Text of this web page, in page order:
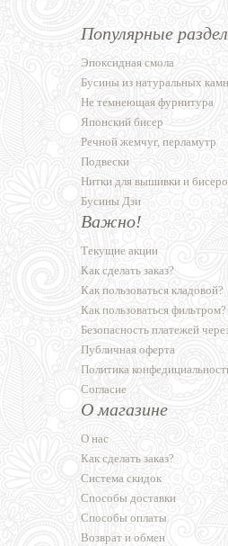
Популярные
Эпоксидная смола
Бусины из натуральных
Не темнеющая фурнитура
Японский бисер
Речной жемчуг, перламутр
Подвески
Нитки для вышивки и
Бусины Дзи
Важно!
Текущие акции
Как сделать заказ?
Как пользоваться кладовой?
Как пользоваться фильтром?
Безопасность платежей
Публичная оферта
Политика
Согласие
О магазине
О нас
Как сделать заказ?
Система скидок
Способы доставки
Способы оплаты
Возврат и обмен